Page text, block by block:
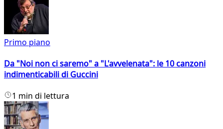
Primo piano
Da "Noi non ci saremo" a "L'avvelenata": le 10 canzoni
indimenticabili di Guccini
1 min di lettura